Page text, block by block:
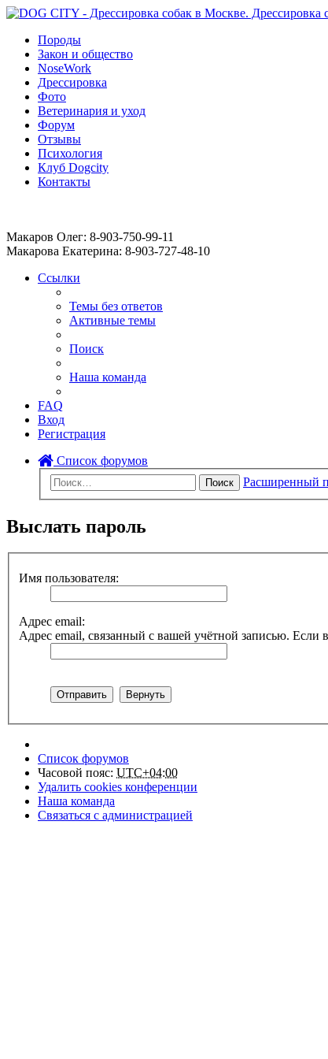
Породы
Закон и общество
NoseWork
Дрессировка
Фото
Ветеринария и уход
Форум
Отзывы
Психология
Клуб Dogcity
Контакты
Макаров Олег: 8-903-750-99-11
Макарова Екатерина: 8-903-727-48-10
Ссылки
Темы без ответов
Активные темы
Поиск
Наша команда
FAQ
Вход
Регистрация
Список форумов
Поиск Расширенный
Выслать пароль
Имя пользователя:
Адрес email:
Адрес email, связанный с вашей учётной записью. Если
Список форумов
Часовой пояс: UTC+04:00
Удалить cookies конференции
Наша команда
Связаться с администрацией